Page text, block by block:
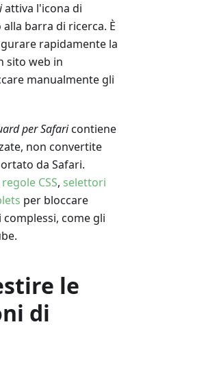
attiva l'icona di
barra di ricerca. È
rapidamente la
sito web in
manualmente gli
per Safaricontiene
non convertite
da Safari.
regole CSS, selettori
per bloccare
come gli
le
di